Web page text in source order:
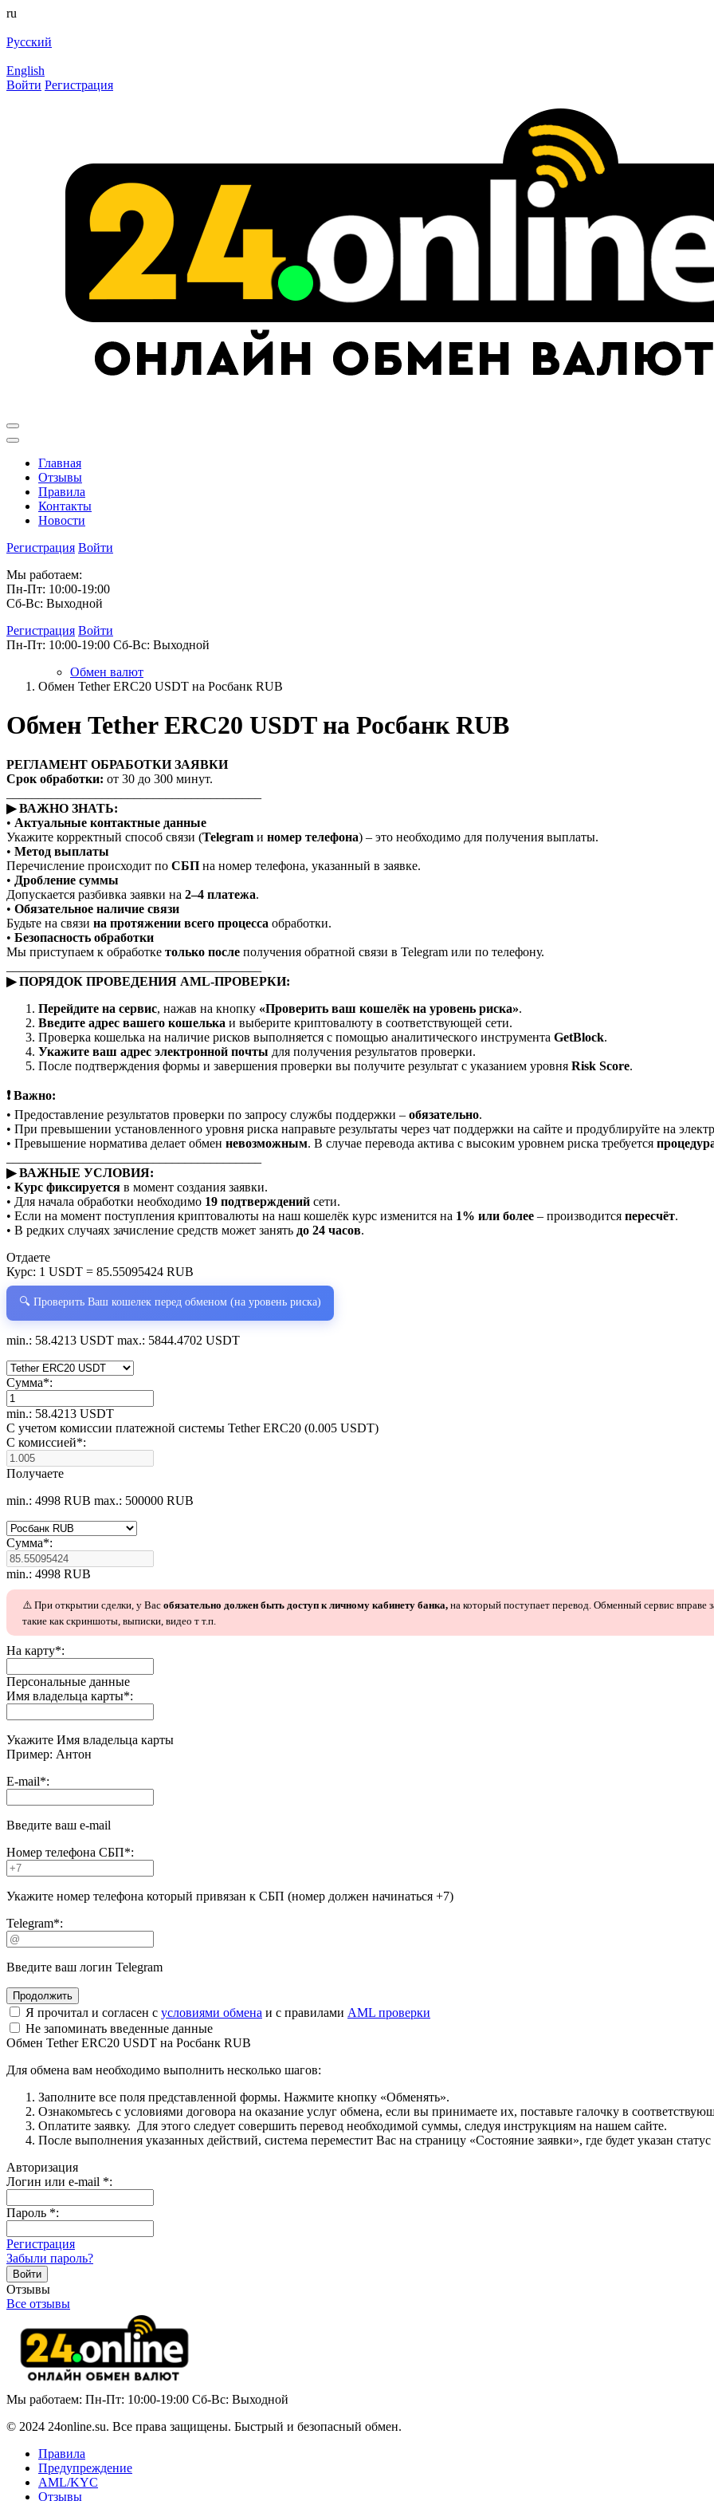
ru
Русский
English
Войти Регистрация
Главная
Отзывы
Правила
Контакты
Новости
Регистрация Войти
Мы работаем:
Пн-Пт: 10:00-19:00
Сб-Вс: Выходной
Регистрация Войти
Пн-Пт: 10:00-19:00 Сб-Вс: Выходной
Обмен валют
Обмен Tether ERC20 USDT на Росбанк RUB
Обмен Tether ERC20 USDT на Росбанк RUB
РЕГЛАМЕНТ ОБРАБОТКИ ЗАЯВКИ
Срок обработки: от 30 до 300 минут.
▶ ВАЖНО ЗНАТЬ:
• Актуальные контактные данные
Укажите корректный способ связи (Telegram и номер телефона) – это необходимо для получения выплаты.
• Метод выплаты
Перечисление происходит по СБП на номер телефона, указанный в заявке.
• Дробление суммы
Допускается разбивка заявки на 2–4 платежа.
• Обязательное наличие связи
Будьте на связи на протяжении всего процесса обработки.
• Безопасность обработки
Мы приступаем к обработке только после получения обратной связи в Telegram или по телефону.
▶ ПОРЯДОК ПРОВЕДЕНИЯ AML-ПРОВЕРКИ:
Перейдите на сервис, нажав на кнопку «Проверить ваш кошелёк на уровень риска».
Введите адрес вашего кошелька и выберите криптовалюту в соответствующей сети.
Проверка кошелька на наличие рисков выполняется с помощью аналитического инструмента GetBlock.
Укажите ваш адрес электронной почты для получения результатов проверки.
После подтверждения формы и завершения проверки вы получите результат с указанием уровня Risk Score.
❗ Важно:
• Предоставление результатов проверки по запросу службы поддержки – обязательно.
• При превышении установленного уровня риска направьте результаты через чат поддержки на сайте и продублируйте на
• Превышение норматива делает обмен невозможным. В случае перевода актива с высоким уровнем риска требуется
▶ ВАЖНЫЕ УСЛОВИЯ:
• Курс фиксируется в момент создания заявки.
• Для начала обработки необходимо 19 подтверждений сети.
• Если на момент поступления криптовалюты на наш кошелёк курс изменится на 1% или более – производится пересчёт.
• В редких случаях зачисление средств может занять до 24 часов.
Отдаете
Курс: 1 USDT = 85.55095424 RUB
🔍 Проверить Ваш кошелек перед обменом (на уровень риска)
min.: 58.4213 USDT max.: 5844.4702 USDT
Сумма*:
min.: 58.4213 USDT
С учетом комиссии платежной системы Tether ERC20 (0.005 USDT)
С комиссией*:
Получаете
min.: 4998 RUB max.: 500000 RUB
Сумма*:
min.: 4998 RUB
⚠️ При открытии сделки, у Вас обязательно должен быть доступ к личному кабинету банка, на который поступает перевод. Обменный сервис вправе
такие как скриншоты, выписки, видео т т.п.
На карту*:
Персональные данные
Имя владельца карты*:
Укажите Имя владельца карты
Пример: Антон
E-mail*:
Введите ваш e-mail
Номер телефона СБП*:
Укажите номер телефона который привязан к СБП (номер должен начинаться +7)
Telegram*:
Введите ваш логин Telegram
Я прочитал и согласен с условиями обмена и с правилами AML проверки
Не запоминать введенные данные
Обмен Tether ERC20 USDT на Росбанк RUB
Для обмена вам необходимо выполнить несколько шагов:
Заполните все поля представленной формы. Нажмите кнопку «Обменять».
Ознакомьтесь с условиями договора на оказание услуг обмена, если вы принимаете их, поставьте галочку в
Оплатите заявку. Для этого следует совершить перевод необходимой суммы, следуя инструкциям на нашем сайте.
После выполнения указанных действий, система переместит Вас на страницу «Состояние заявки», где будет указан
Авторизация
Логин или e-mail *:
Пароль *:
Регистрация
Забыли пароль?
Отзывы
Все отзывы
Мы работаем: Пн-Пт: 10:00-19:00 Сб-Вс: Выходной
© 2024 24online.su. Все права защищены. Быстрый и безопасный обмен.
Правила
Предупреждение
AML/KYC
Отзывы